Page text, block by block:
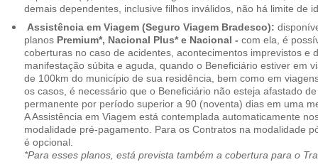
demais dependentes, inclusive filhos inválidos, não há limite de
Assistência em Viagem (Seguro Viagem Bradesco):
planos Premium*, Nacional Plus* e Nacional - com ela, é
coberturas no caso de acidentes, acontecimentos imprevistos e
manifestação súbita e aguda, quando o Beneficiário estiver em
de 100km do município de sua residência, bem como em
os casos, é necessário que o Beneficiário não esteja afastado
permanente por período superior a 90 (noventa) dias em uma
A Assistência em Viagem está contemplada automaticamente
modalidade pré-pagamento. Para os Contratos na modalidade
é opcional.
*Para esses planos, está prevista também a cobertura para o